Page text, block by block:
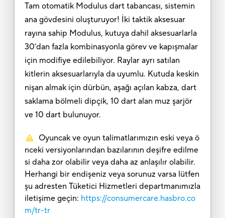
Tam otomatik Modulus dart tabancası, sistemin
ana gövdesini oluşturuyor! İki taktik aksesuar
rayına sahip Modulus, kutuya dahil aksesuarlarla
30’dan fazla kombinasyonla görev ve kapışmalar
için modifiye edilebiliyor. Raylar ayrı satılan
kitlerin aksesuarlarıyla da uyumlu. Kutuda keskin
nişan almak için dürbün, aşağı açılan kabza, dart
saklama bölmeli dipçik, 10 dart alan muz şarjör
ve 10 dart bulunuyor.
Oyuncak ve oyun talimatlarımızın eski veya ö
nceki versiyonlarından bazılarının deşifre edilme
si daha zor olabilir veya daha az anlaşılır olabilir.
Herhangi bir endişeniz veya sorunuz varsa lütfen
şu adresten Tüketici Hizmetleri departmanımızla
iletişime geçin: https://consumercare.hasbro.co
m/tr-tr